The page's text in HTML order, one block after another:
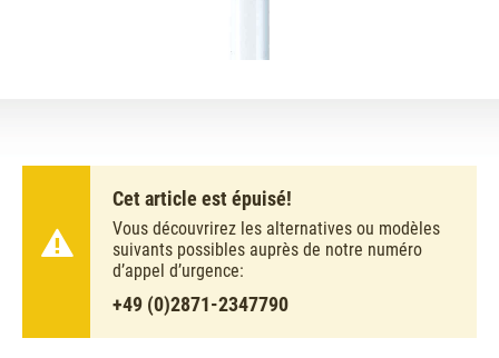
Cet article est épuisé!
Vous découvrirez les alternatives ou modèles
suivants possibles auprès de notre numéro
d’appel d’urgence:
+49 (0)2871-2347790